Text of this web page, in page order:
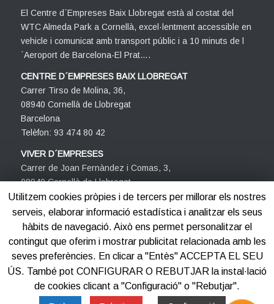
El Centre d´Empreses Baix Llobregat està al costat del
WTC Almeda Park a Cornellà, excel·lentment accessible en
vehicle i comunicat amb transport públic i a 10 minuts de l
´Aeroport de Barcelona-El Prat….
CENTRE D´EMPRESES BAIX LLOBREGAT
Carrer Tirso de Molina, 36,
08940 Cornellà de Llobregat
Barcelona
Telèfon: 93 474 80 42
VIVER D´EMPRESES
Carrer de Joan Fernàndez i Comas, 3,
08940 Cornellà de Llobregat
Barcelona
Telèfon: 93 474 80 42
©2012-2025 Centre d'Empreses PROCORNELLÀ
Utilitzem cookies pròpies i de tercers per millorar els nostres
serveis, elaborar informació estadística i analitzar els seus
hàbits de navegació. Això ens permet personalitzar el
contingut que oferim i mostrar publicitat relacionada amb les
seves preferències. En clicar a "Entès" ACCEPTA EL SEU
ÚS. També pot CONFIGURAR O REBUTJAR la instal·lació
de cookies clicant a "Configuració" o "Rebutjar".